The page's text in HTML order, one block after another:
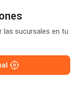
las sucursales en tu